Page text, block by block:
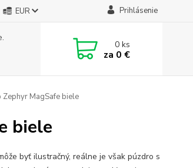
EUR Prihlásenie
0ks
za 0 €
MagSafe biele
biele
byť ilustračný, reálne je však púzdro s